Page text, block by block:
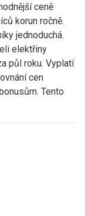
ceně
korun ročně.
jednoduchá.
elektřiny
půl roku. Vyplatí
cen
Tento